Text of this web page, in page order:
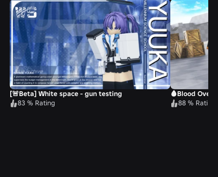
[🚨Beta] White space - gun testing
83 % Rating
🩸Blood
88 % Rating